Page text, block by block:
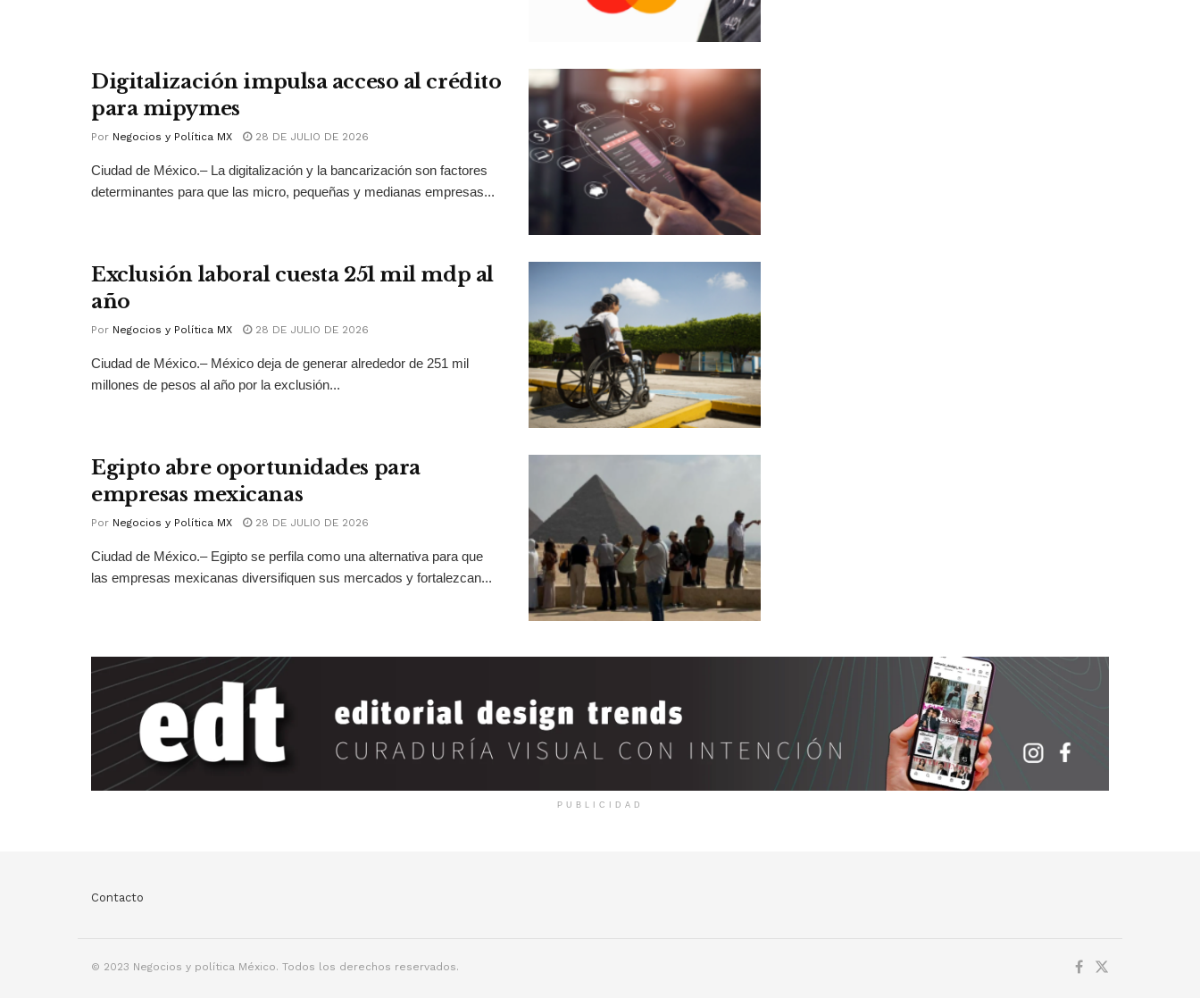
Digitalización impulsa acceso al crédito
para mipymes
Por Negocios y Política MX 28 DE JULIO DE 2026
Ciudad de México.– La digitalización y la bancarización son factores
determinantes para que las micro, pequeñas y medianas empresas...
Exclusión laboral cuesta 251 mil mdp al
año
Por Negocios y Política MX 28 DE JULIO DE 2026
Ciudad de México.– México deja de generar alrededor de 251 mil
millones de pesos al año por la exclusión...
Egipto abre oportunidades para
empresas mexicanas
Por Negocios y Política MX 28 DE JULIO DE 2026
Ciudad de México.– Egipto se perfila como una alternativa para que
las empresas mexicanas diversifiquen sus mercados y fortalezcan...
PUBLICIDAD
Contacto
© 2023 Negocios y política México. Todos los derechos reservados.